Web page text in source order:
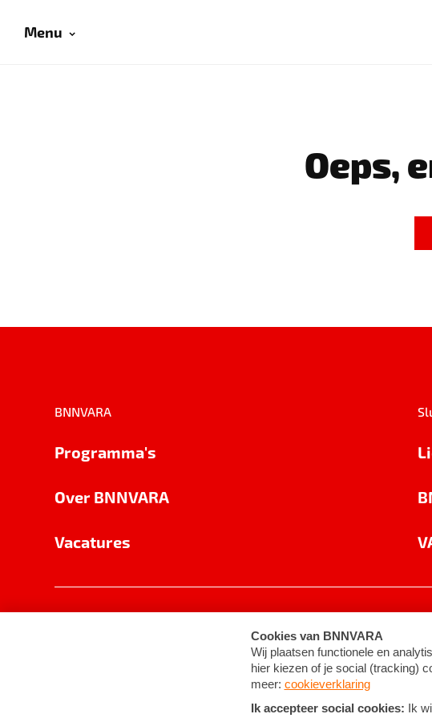
Menu
Oeps,
BNNVARA
Programma's
Over BNNVARA
Vacatures
Cookie-instellingen Algemene